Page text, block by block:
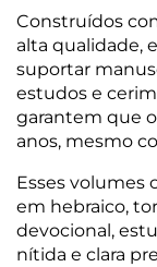
Construídos
alta qualidade,
suportar
estudos e
garantem que
anos, mesmo
Esses volumes
em hebraico,
devocional,
nítida e clara